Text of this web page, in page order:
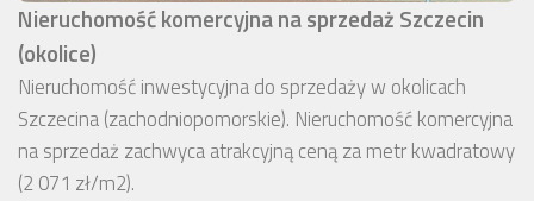
Nieruchomość komercyjna na sprzedaż Szczecin
(okolice)
Nieruchomość inwestycyjna do sprzedaży w okolicach
Szczecina (zachodniopomorskie). Nieruchomość komercyjna
na sprzedaż zachwyca atrakcyjną ceną za metr kwadratowy
(2 071 zł/m2).